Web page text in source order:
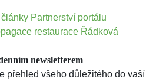
Partnerství portálu
restaurace Řádková
newsletterem
přehled všeho důležitého do vaší